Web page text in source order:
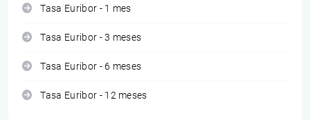
Tasa Euribor - 1 mes
Tasa Euribor - 3 meses
Tasa Euribor - 6 meses
Tasa Euribor - 12 meses